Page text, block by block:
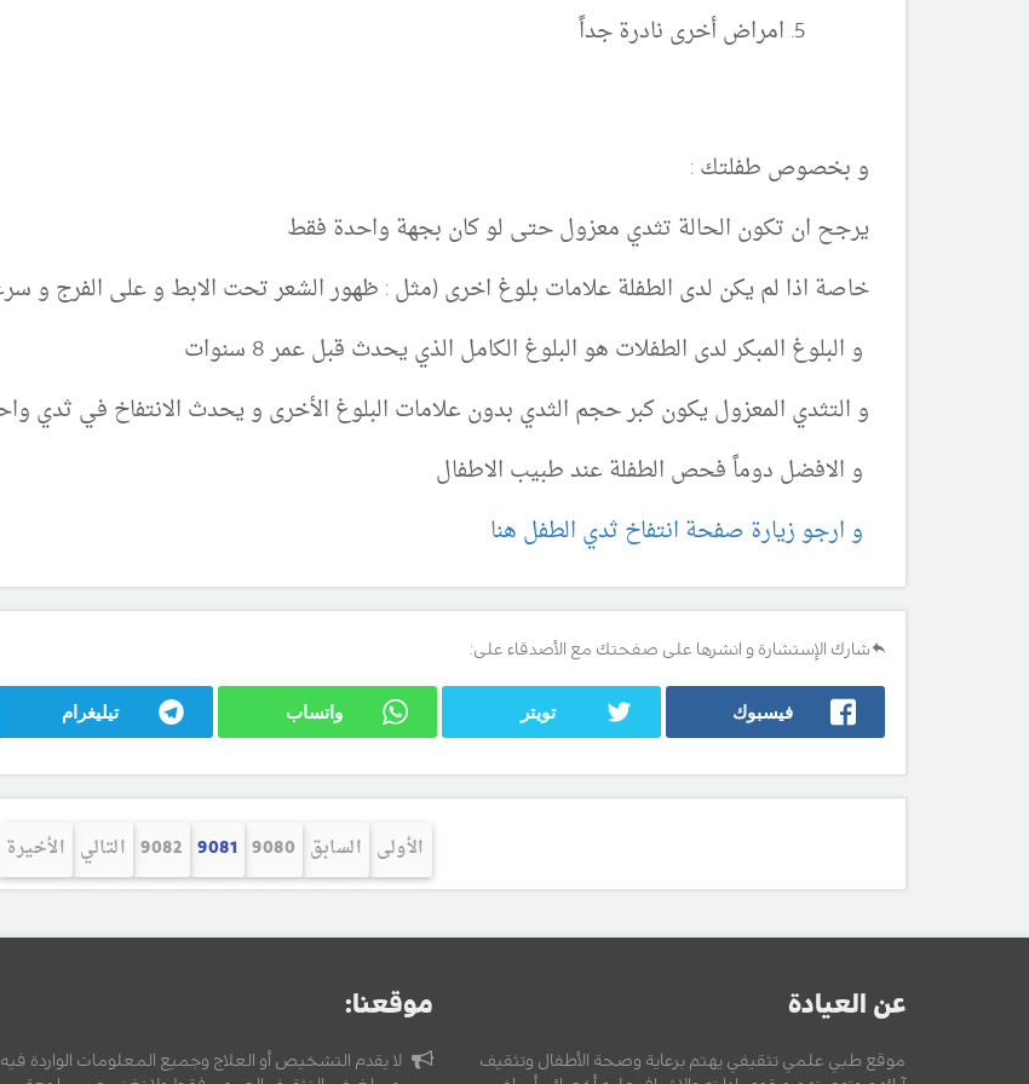
امراض أخرى نادرة جداً
و بخصوص طفلتك :
يرجح ان تكون الحالة تثدي معزول حتى لو كان بجهة واحدة فقط
خاصة اذا لم يكن لدى الطفلة علامات بلوغ اخرى (مثل : ظهور الشعر تحت الابط و على الفرج و
و البلوغ المبكر لدى الطفلات هو البلوغ الكامل الذي يحدث قبل عمر 8 سنوات
و التثدي المعزول يكون كبر حجم الثدي بدون علامات البلوغ الأخرى و يحدث الانتفاخ في ثدي
و الافضل دوماً فحص الطفلة عند طبيب الاطفال
و ارجو زيارة صفحة انتفاخ ثدي الطفل هنا
شارك الإستشارة و انشرها على صفحتك مع الأصدقاء على:
فيسبوك تويتر واتساب تيليغرام
الأولى السابق 9080
9081
9082 التالي الأخيرة
عن العيادة
موقع طبي علمي تثقيفي يهتم برعاية وصحة الأطفال وتثقيف
موقعنا:
لا يقدم التشخيص أو العلاج وجميع المعلومات الواردة فيه